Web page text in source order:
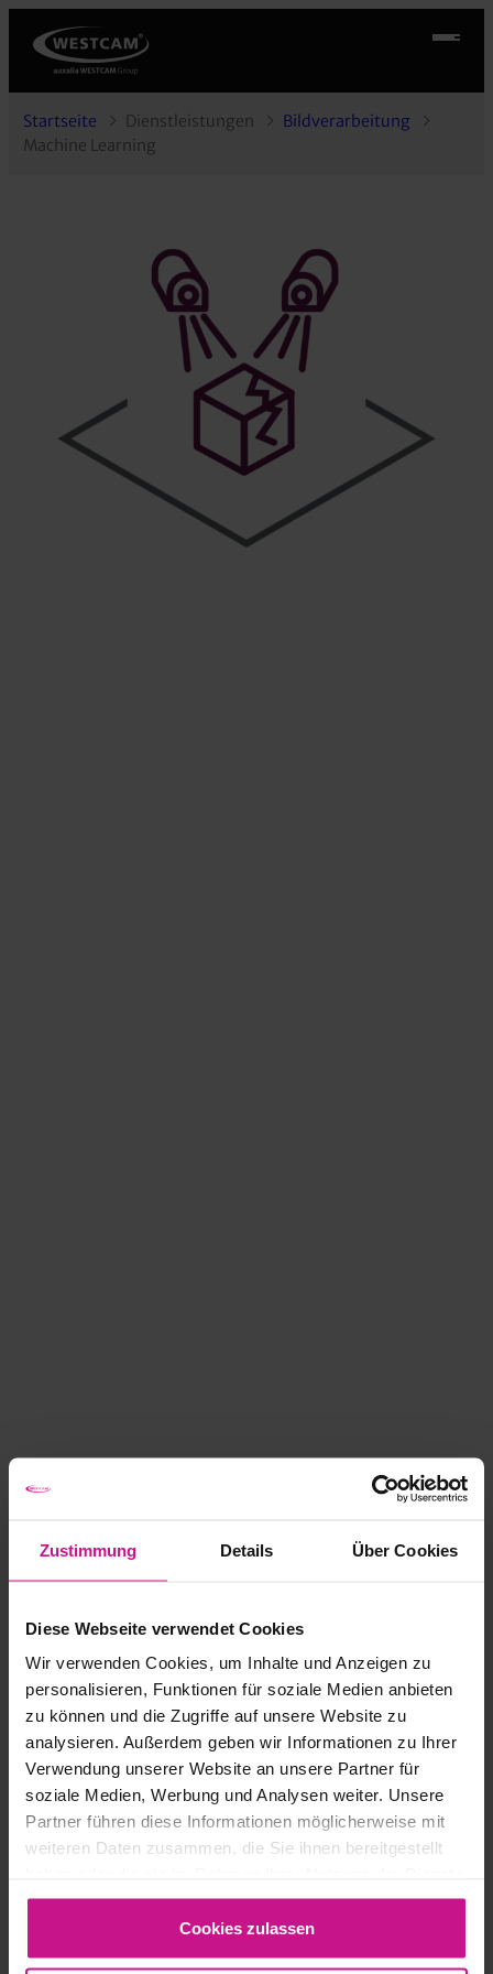
Zustimmung Details Über Cookies
Diese Webseite verwendet Cookies
Wir verwenden Cookies, um Inhalte und Anzeigen zu
personalisieren, Funktionen für soziale Medien anbieten
zu können und die Zugriffe auf unsere Website zu
analysieren. Außerdem geben wir Informationen zu Ihrer
Verwendung unserer Website an unsere Partner für
soziale Medien, Werbung und Analysen weiter. Unsere
Partner führen diese Informationen möglicherweise mit
weiteren Daten zusammen, die Sie ihnen bereitgestellt
gesammelt haben.
Cookies zulassen
Startseite Dienstleistungen
Bildverarbeitung
Machine Learning
Künstliche Intelligenz (KI)